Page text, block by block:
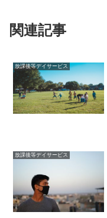
関連記事
放課後等デイサービス
放課後等デイサービス